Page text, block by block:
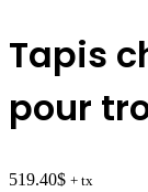
Tapis
pour
519.40$ + tx